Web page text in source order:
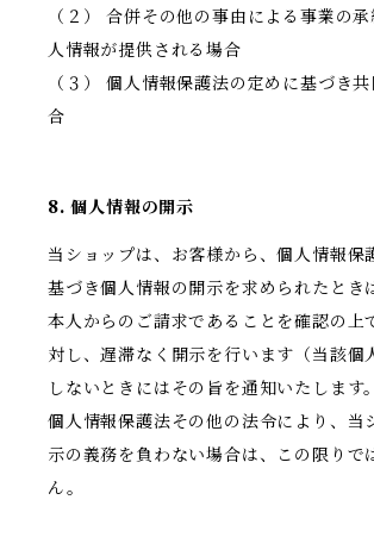
（２） 合併その他の事由による事業の
人情報が提供される場合
（３） 個人情報保護法の定めに基づき
合
8. 個人情報の開示
当ショップは、お客様から、個人情報保
基づき個人情報の開示を求められたとき
本人からのご請求であることを確認の上
対し、遅滞なく開示を行います（当該個
しないときにはその旨を通知いたします
個人情報保護法その他の法令により、当
示の義務を負わない場合は、この限りで
ん。